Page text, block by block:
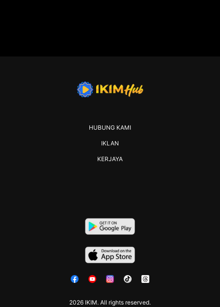
2026 IKIM. All rights reserved.
HUBUNG KAMI
IKLAN
KERJAYA